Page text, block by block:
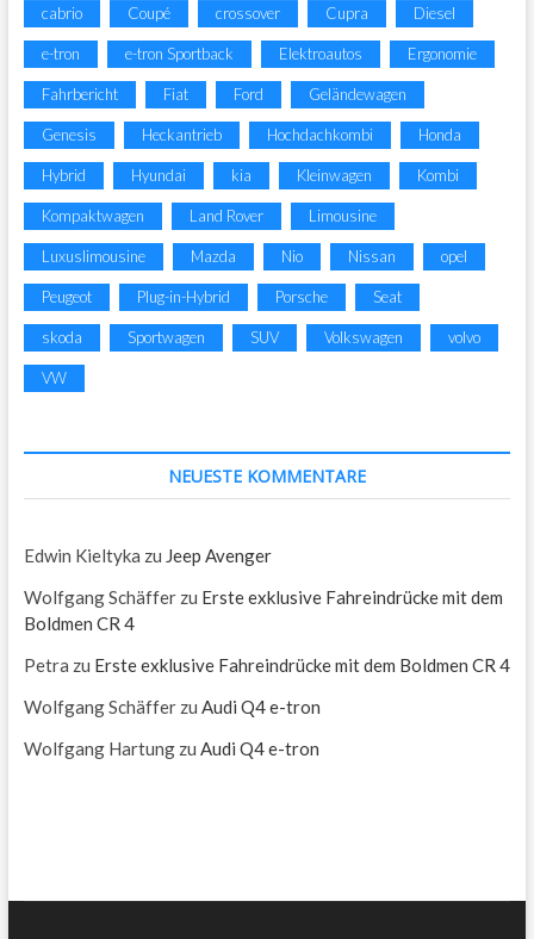
cabrio Coupé crossover Cupra Diesel
e-tron e-tron Sportback Elektroautos Ergonomie
Fahrbericht Fiat Ford Geländewagen
Genesis Heckantrieb Hochdachkombi Honda
Hybrid Hyundai kia Kleinwagen Kombi
Kompaktwagen Land Rover Limousine
Luxuslimousine Mazda Nio Nissan opel
Peugeot Plug-in-Hybrid Porsche Seat
skoda Sportwagen SUV Volkswagen volvo
VW
NEUESTE KOMMENTARE
Edwin Kieltyka zu Jeep Avenger
Wolfgang Schäfferzu Erste exklusive Fahreindrücke mit dem
Boldmen CR 4
Petra zu Erste exklusive Fahreindrücke mit dem Boldmen CR 4
Wolfgang Schäfferzu Audi Q4 e-tron
Wolfgang Hartungzu Audi Q4 e-tron